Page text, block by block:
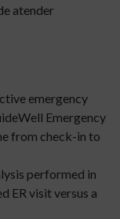
atender
emergency
Emergency
from check-in to
performed in
ER visit versus a